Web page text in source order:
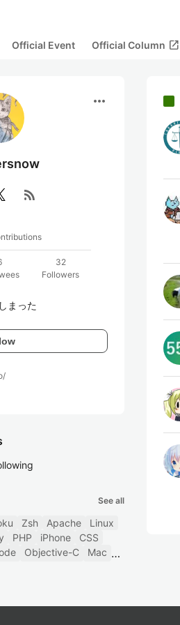
Official Event Official Column open_in_new
more_horiz
rss_feed
32
Followers
まった
See all
Zsh Apache
Linux
PHP iPhone
CSS
Objective-C Mac